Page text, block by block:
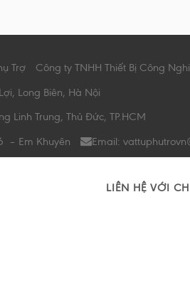
Trợ
Công ty TNHH Thiết Bị Công
Long Biên, Hà Nội
Linh Trung, Thủ Đức, TP.HCM
– Em Khuyên
Email:
LIÊN HỆ VỚI